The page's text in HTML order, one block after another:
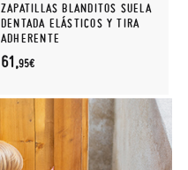
ZAPATILLAS BLANDITOS SUELA
DENTADA ELÁSTICOS Y TIRA
ADHERENTE
61,95€